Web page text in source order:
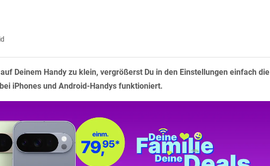
Deinem Handy zu klein, vergrößerst Du in den Einstellungen einfach die
iPhones und Android-Handys funktioniert.